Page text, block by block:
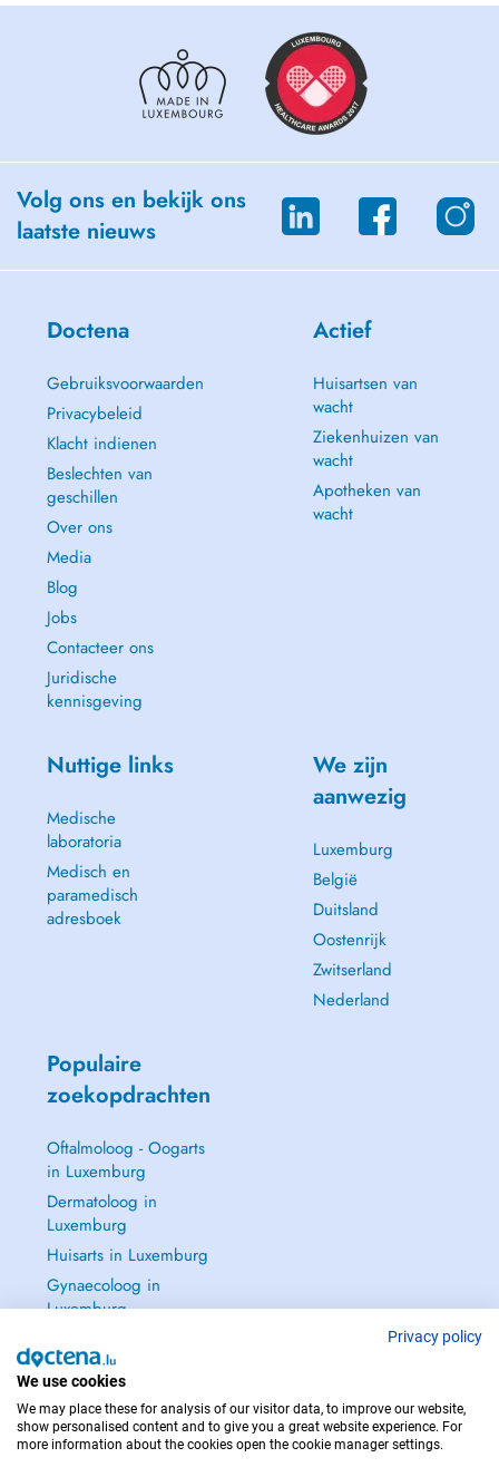
Volg ons en bekijk ons
laatste nieuws
Doctena
Gebruiksvoorwaarden
Privacybeleid
Klacht indienen
Beslechten van
geschillen
Over ons
Media
Blog
Jobs
Contacteer ons
Juridische
kennisgeving
Actief
Huisartsen van
wacht
Ziekenhuizen van
wacht
Apotheken van
wacht
Nuttige links
Medische
laboratoria
Medisch en
paramedisch
adresboek
We zijn
aanwezig
Luxemburg
België
Duitsland
Oostenrijk
Zwitserland
Nederland
Populaire
zoekopdrachten
Oftalmoloog - Oogarts
in Luxemburg
Dermatoloog in
Luxemburg
Huisarts in Luxemburg
Gynaecoloog in
Luxemburg
NEEM IN GEVAL VAN NOOD CONTACT OP MET : 112
Privacy policy
We use cookies
We may place these for analysis of our visitor data, to improve our website,
show personalised content and to give you a great website experience. For
more information about the cookies open the cookie manager settings.